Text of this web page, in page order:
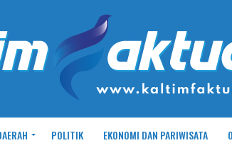
POLITIK EKONOMI DAN PARIWISATA